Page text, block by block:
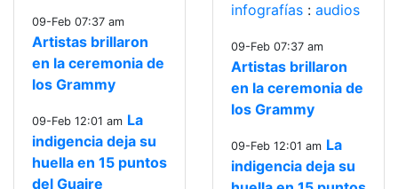
09-Feb 07:37 am
Artistas brillaron
en la ceremonia de
los Grammy
09-Feb 12:01 am La
indigencia deja su
huella en 15 puntos
del Guaire
infografías : audios
09-Feb 07:37 am
Artistas brillaron
en la ceremonia de
los Grammy
09-Feb 12:01 am La
indigencia deja su